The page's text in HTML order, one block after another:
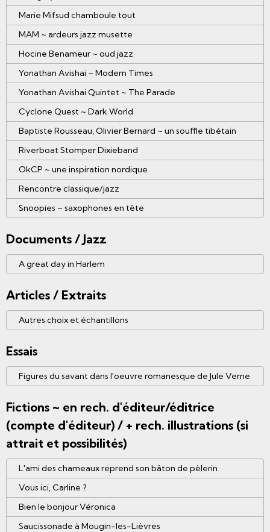
Marie Mifsud chamboule tout
MAM ~ ardeurs jazz musette
Hocine Benameur ~ oud jazz
Yonathan Avishai ~ Modern Times
Yonathan Avishai Quintet ~ The Parade
Cyclone Quest ~ Dark World
Baptiste Rousseau, Olivier Bernard ~ un souffle tibétain
Riverboat Stomper Dixieband
OkCP ~ une inspiration nordique
Rencontre classique/jazz
Snoopies ~ saxophones en tête
Documents / Jazz
A great day in Harlem
Articles / Extraits
Autres choix et échantillons
Essais
Figures du savant dans l'oeuvre romanesque de Jule Verne
Fictions ~ en rech. d'éditeur/éditrice
(compte d'éditeur) / + rech. illustrations (si
attrait et possibilités)
L'ami des chameaux reprend son bâton de pèlerin
Vous ici, Carline ?
Bien le bonjour Véronica
Saucissonade à Mougin-les-Lièvres